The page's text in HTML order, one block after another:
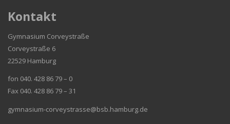
Kontakt
Gymnasium Corveystraße
Corveystraße 6
22529 Hamburg
fon 040. 428 86 79 – 0
Fax 040. 428 86 79 – 31
gymnasium-corveystrasse@bsb.hamburg.de